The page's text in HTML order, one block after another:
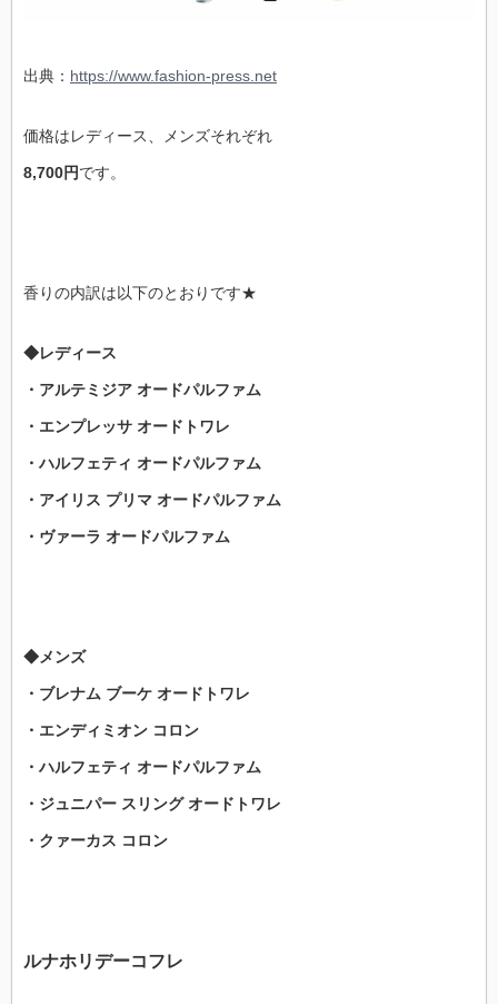
出典： https://www.fashion-press.net
価格はレディース、メンズそれぞれ
8,700円です。
香りの内訳は以下のとおりです★
◆レディース
・アルテミジア オードパルファム
・エンプレッサ オードトワレ
・ハルフェティ オードパルファム
・アイリス プリマ オードパルファム
・ヴァーラ オードパルファム
◆メンズ
・ブレナム ブーケ オードトワレ
・エンディミオン コロン
・ハルフェティ オードパルファム
・ジュニパー スリング オードトワレ
・クァーカス コロン
ルナホリデーコフレ